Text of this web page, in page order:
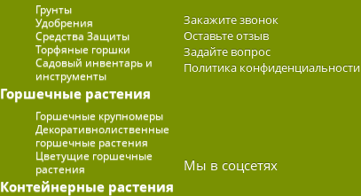
Грунты
Удобрения
Средства Защиты
Торфяные горшки
Садовый инвентарь и
инструменты
Горшечные растения
Горшечные крупномеры
Декоративнолиственные
горшечные растения
Цветущие горшечные
растения
Контейнерные растения
Закажите звонок
Оставьте отзыв
Задайте вопрос
Политика конфиденциальности
Мы в соцсетях